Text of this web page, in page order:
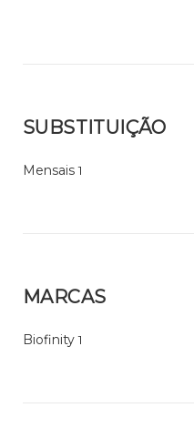
SUBSTITUIÇÃO
Mensais 1
MARCAS
Biofinity 1